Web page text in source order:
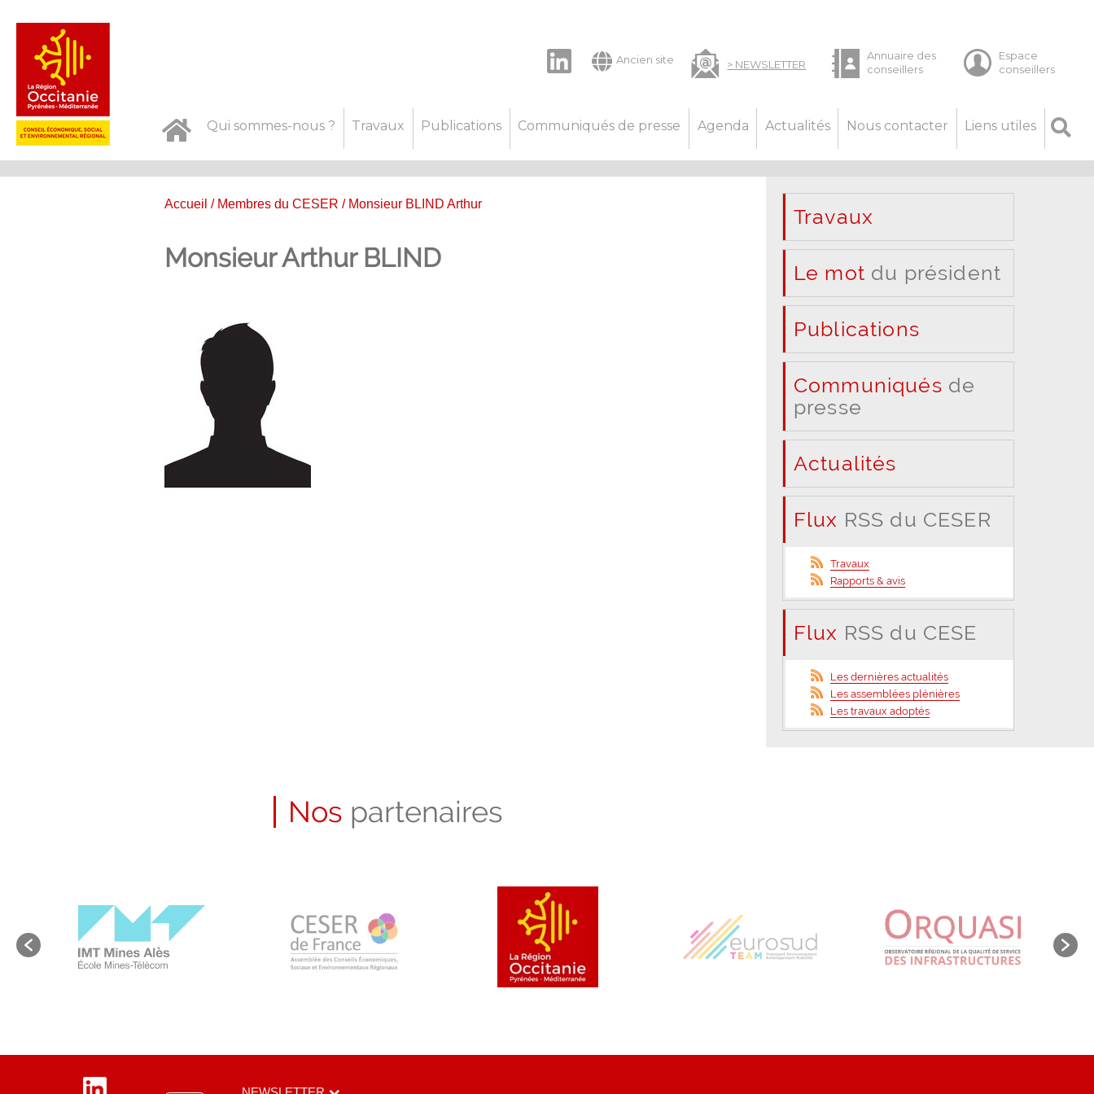
Ancien site
Qui sommes-nous ? Travaux Publications Communiqués de presse Agenda Actualités Nous contacter Liens utiles
Accueil / Membres du CESER / Monsieur BLIND Arthur
Monsieur Arthur BLIND
Travaux
Le mot du président
Publications
Communiqués de
presse
Actualités
Flux RSS du CESER
Travaux
Rapports & avis
Flux RSS du CESE
Les dernières actualités
Les assemblées plénières
Les travaux adoptés
Nos partenaires
LinkedIn